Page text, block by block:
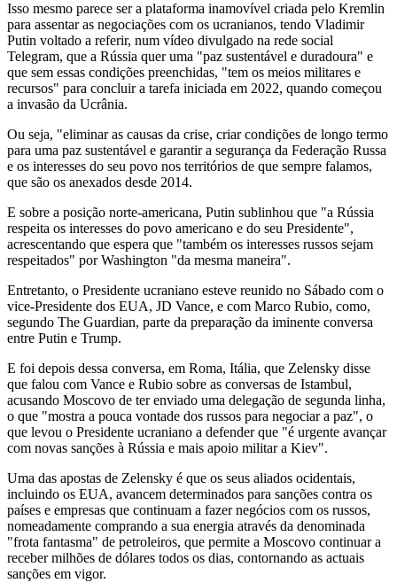
Isso mesmo parece ser a plataforma inamovível criada pelo Kremlin
para assentar as negociações com os ucranianos, tendo Vladimir
Putin voltado a referir, num vídeo divulgado na rede social
Telegram, que a Rússia quer uma "paz sustentável e duradoura" e
que sem essas condições preenchidas, "tem os meios militares e
recursos" para concluir a tarefa iniciada em 2022, quando começou
a invasão da Ucrânia.
Ou seja, "eliminar as causas da crise, criar condições de longo termo
para uma paz sustentável e garantir a segurança da Federação Russa
e os interesses do seu povo nos territórios de que sempre falamos,
que são os anexados desde 2014.
E sobre a posição norte-americana, Putin sublinhou que "a Rússia
respeita os interesses do povo americano e do seu Presidente",
acrescentando que espera que "também os interesses russos sejam
respeitados" por Washington "da mesma maneira".
Entretanto, o Presidente ucraniano esteve reunido no Sábado com o
vice-Presidente dos EUA, JD Vance, e com Marco Rubio, como,
segundo The Guardian, parte da preparação da iminente conversa
entre Putin e Trump.
E foi depois dessa conversa, em Roma, Itália, que Zelensky disse
que falou com Vance e Rubio sobre as conversas de Istambul,
acusando Moscovo de ter enviado uma delegação de segunda linha,
o que "mostra a pouca vontade dos russos para negociar a paz", o
que levou o Presidente ucraniano a defender que "é urgente avançar
com novas sanções à Rússia e mais apoio militar a Kiev".
Uma das apostas de Zelensky é que os seus aliados ocidentais,
incluindo os EUA, avancem determinados para sanções contra os
países e empresas que continuam a fazer negócios com os russos,
nomeadamente comprando a sua energia através da denominada
"frota fantasma" de petroleiros, que permite a Moscovo continuar a
receber milhões de dólares todos os dias, contornando as actuais
sanções em vigor.